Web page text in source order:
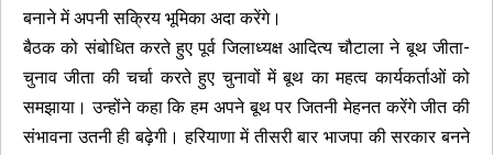
बनाने में अपनी सक्रिय भूमिका अदा करेंगे।
बैठक को संबोधित करते हुए पूर्व जिलाध्यक्ष आदित्य चौटाला ने बूथ जीता-
चुनाव जीता की चर्चा करते हुए चुनावों में बूथ का महत्व कार्यकर्ताओं को
समझाया। उन्होंने कहा कि हम अपने बूथ पर जितनी मेहनत करेंगे जीत की
संभावना उतनी ही बढ़ेगी। हरियाणा में तीसरी बार भाजपा की सरकार बनने